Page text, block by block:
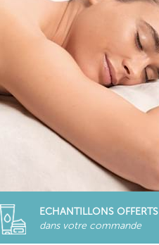
ECHANTILLONS OFFERTS
dans votre commande